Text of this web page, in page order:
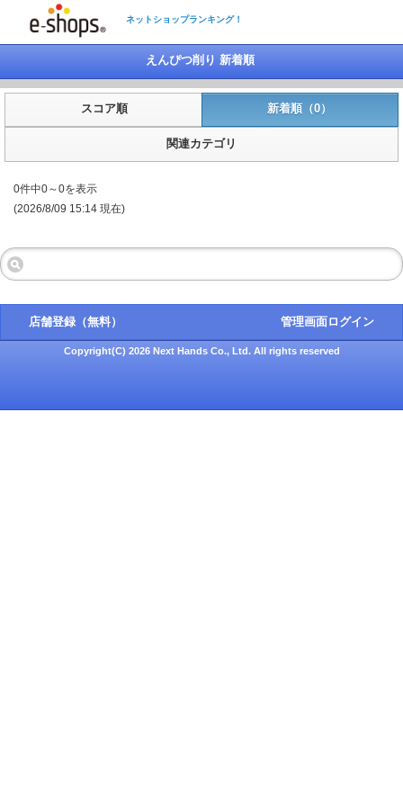
ネットショップランキング！
えんぴつ削り 新着順
スコア順 新着順（0）
関連カテゴリ
0件中0～0を表示
(2026/8/09 15:14 現在)
店舗登録（無料） 管理画面ログイン
Copyright(C) 2026 Next Hands Co., Ltd. All rights reserved